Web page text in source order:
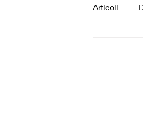
Articoli
Under
CSI